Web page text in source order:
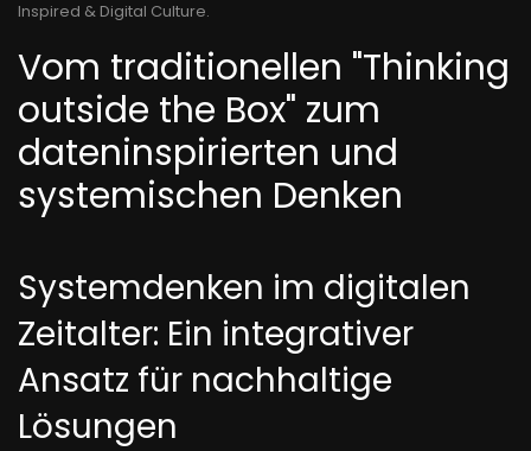
Inspired & Digital Culture.
Vom traditionellen "Thinking
outside the Box" zum
dateninspirierten und
systemischen Denken
Systemdenken im digitalen
Zeitalter: Ein integrativer
Ansatz für nachhaltige
Lösungen